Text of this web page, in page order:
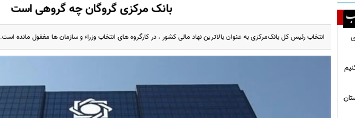
بانک مرکزی گروگان چه گروهی است
انتخاب رئیس کل بانک‌مرکزی به عنوان بالاترین نهاد مالی کشور ، در کارگروه های انتخاب وزراء و سازمان ها مغفول مانده است.